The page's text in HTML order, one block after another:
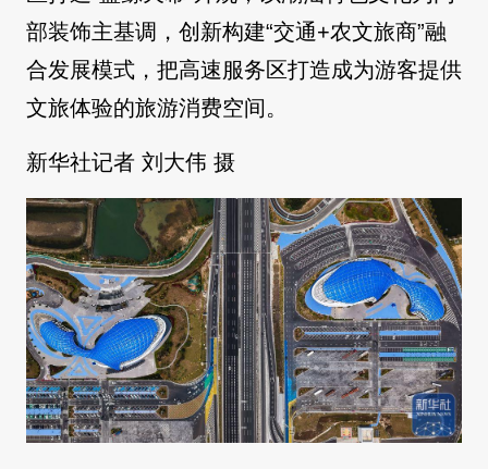
部装饰主基调，创新构建“交通+农文旅商”融
合发展模式，把高速服务区打造成为游客提供
文旅体验的旅游消费空间。
新华社记者 刘大伟 摄